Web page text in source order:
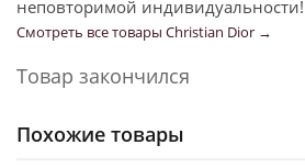
неповторимой индивидуальности!
Смотреть все товары Christian Dior →
Товар закончился
Похожие товары